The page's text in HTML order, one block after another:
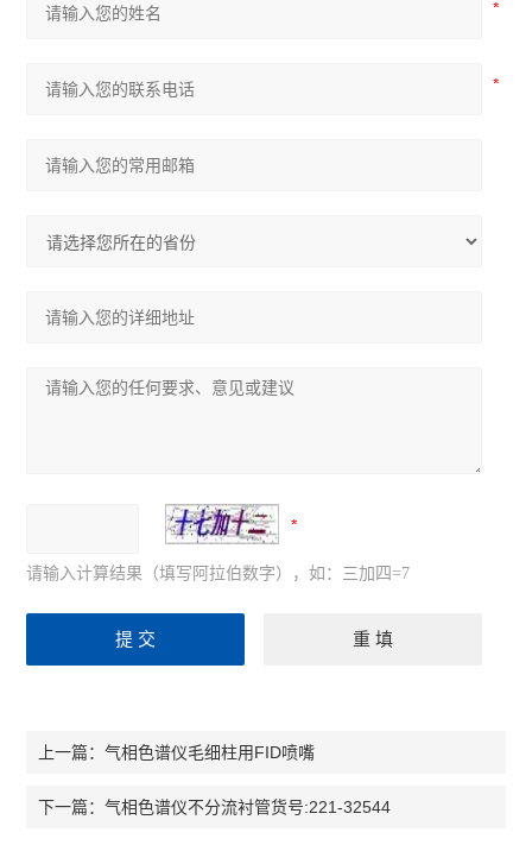
请输入计算结果（填写阿拉伯数字），如：三加四=7
上一篇：气相色谱仪毛细柱用FID喷嘴
下一篇：气相色谱仪不分流衬管货号:221-32544